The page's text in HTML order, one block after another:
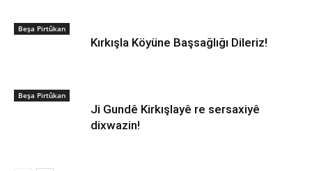
Beşa Pirtûkan
Kırkışla Köyüne Başsağlığı Dileriz!
Beşa Pirtûkan
Ji Gundê Kirkışlayê re sersaxiyê
dixwazin!